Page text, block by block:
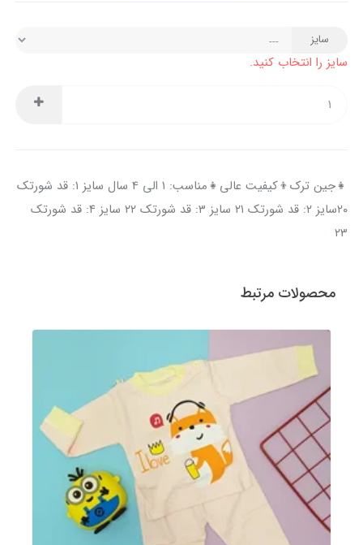
سایز
سایز را انتخاب کنید.
👧جین ترک👦کیفیت عالی👧مناسب: ۱ الی ۴ سال سایز ۱: قد شورتک
۲۰سایز ۲: قد شورتک ۲۱ سایز ۳: قد شورتک ۲۲ سایز ۴: قد شورتک
۲۳
محصولات مرتبط